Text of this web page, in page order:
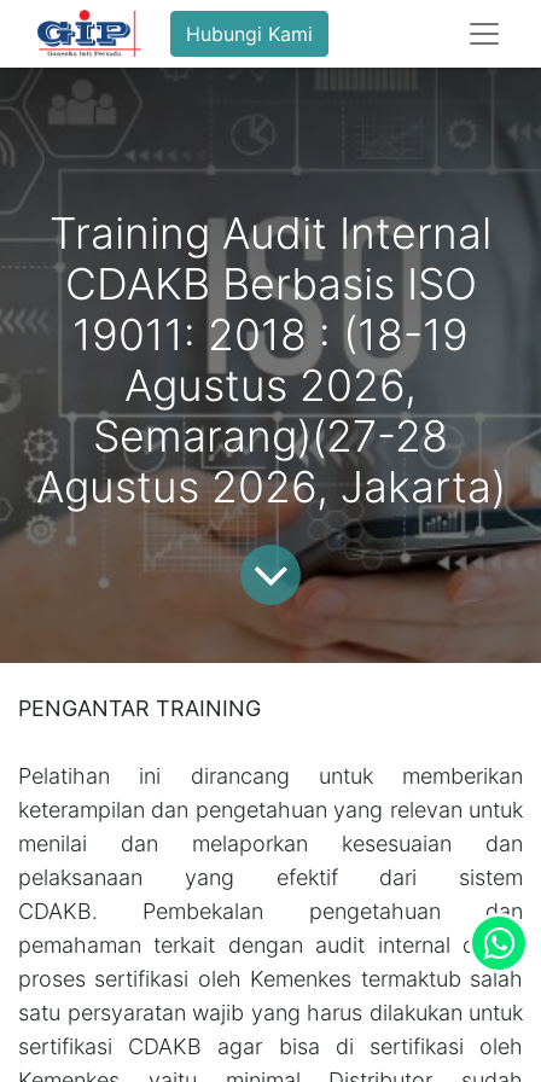
Hubungi Kami
Training Audit Internal
CDAKB Berbasis ISO
19011: 2018 : (18-19
Agustus 2026,
Semarang)(27-28
Agustus 2026, Jakarta)
PENGANTAR TRAINING
Pelatihan ini dirancang untuk memberikan
keterampilan dan pengetahuan yang relevan untuk
menilai dan melaporkan kesesuaian dan
pelaksanaan yang efektif dari sistem
CDAKB. Pembekalan pengetahuan dan
pemahaman terkait dengan audit internal dalam
proses sertifikasi oleh Kemenkes termaktub salah
satu persyaratan wajib yang harus dilakukan untuk
sertifikasi CDAKB agar bisa di sertifikasi oleh